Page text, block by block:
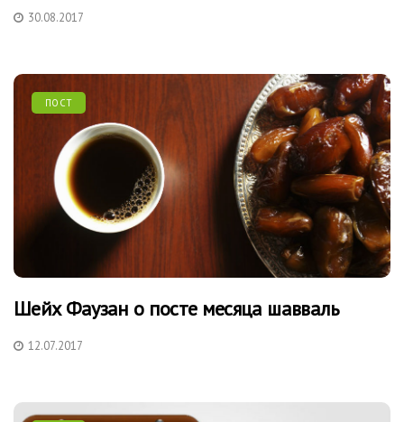
30.08.2017
ПОСТ
Шейх Фаузан о посте месяца шавваль
12.07.2017